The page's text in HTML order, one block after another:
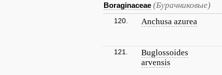
Boraginaceae (Бурачниковые)
120. Anchusa azurea
121.
Buglossoides
arvensis